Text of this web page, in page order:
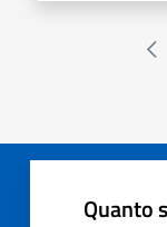
Quanto